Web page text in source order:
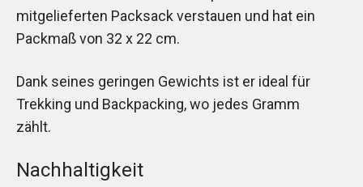
mitgelieferten Packsack verstauen und hat ein
Packmaß von 32 x 22 cm.
Dank seines geringen Gewichts ist er ideal für
Trekking und Backpacking, wo jedes Gramm
zählt.
Nachhaltigkeit